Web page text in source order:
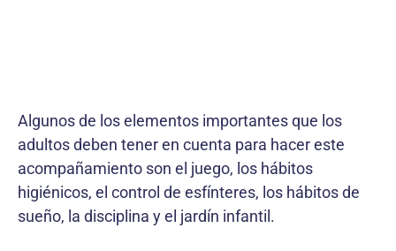
Algunos de los elementos importantes que los
adultos deben tener en cuenta para hacer este
acompañamiento son el juego, los hábitos
higiénicos, el control de esfínteres, los hábitos de
sueño, la disciplina y el jardín infantil.